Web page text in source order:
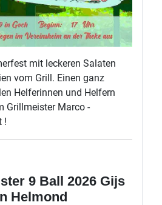
mit leckeren Salaten
vom Grill. Einen ganz
Helferinnen und Helfern
Grillmeister Marco -
!
9 Ball 2026 Gijs
Helmond